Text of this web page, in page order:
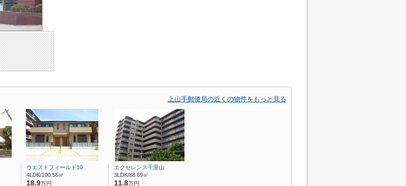
上山手郵便局の近くの物件をもっと見る
ウエストフィールド10
4LDK/100.56㎡
18.9万円
エクセレンス千里山
3LDK/88.69㎡
11.8万円